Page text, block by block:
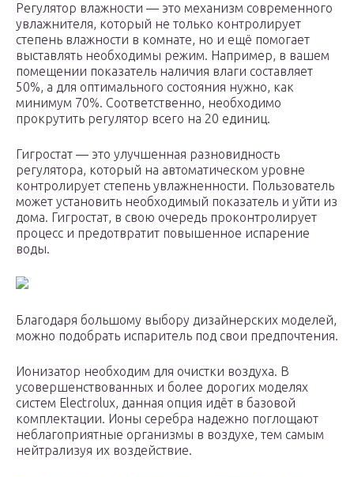
Регулятор влажности — это механизм современного
увлажнителя, который не только контролирует
степень влажности в комнате, но и ещё помогает
выставлять необходимы режим. Например, в вашем
помещении показатель наличия влаги составляет
50%, а для оптимального состояния нужно, как
минимум 70%. Соответственно, необходимо
прокрутить регулятор всего на 20 единиц.
Гигростат — это улучшенная разновидность
регулятора, который на автоматическом уровне
контролирует степень увлажненности. Пользователь
может установить необходимый показатель и уйти из
дома. Гигростат, в свою очередь проконтролирует
процесс и предотвратит повышенное испарение
воды.
Благодаря большому выбору дизайнерских моделей,
можно подобрать испаритель под свои предпочтения.
Ионизатор необходим для очистки воздуха. В
усовершенствованных и более дорогих моделях
систем Electrolux, данная опция идёт в базовой
комплектации. Ионы серебра надежно поглощают
неблагоприятные организмы в воздухе, тем самым
нейтрализуя их воздействие.